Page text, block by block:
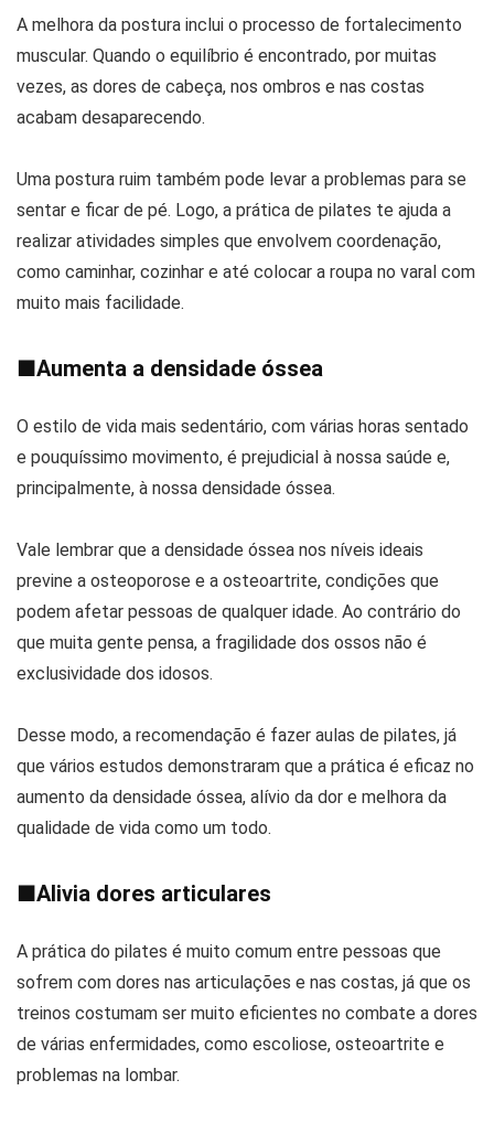
A melhora da postura inclui o processo de fortalecimento
muscular. Quando o equilíbrio é encontrado, por muitas
vezes, as dores de cabeça, nos ombros e nas costas
acabam desaparecendo.
Uma postura ruim também pode levar a problemas para se
sentar e ficar de pé. Logo, a prática de pilates te ajuda a
realizar atividades simples que envolvem coordenação,
como caminhar, cozinhar e até colocar a roupa no varal com
muito mais facilidade.
■Aumenta a densidade óssea
O estilo de vida mais sedentário, com várias horas sentado
e pouquíssimo movimento, é prejudicial à nossa saúde e,
principalmente, à nossa densidade óssea.
Vale lembrar que a densidade óssea nos níveis ideais
previne a osteoporose e a osteoartrite, condições que
podem afetar pessoas de qualquer idade. Ao contrário do
que muita gente pensa, a fragilidade dos ossos não é
exclusividade dos idosos.
Desse modo, a recomendação é fazer aulas de pilates, já
que vários estudos demonstraram que a prática é eficaz no
aumento da densidade óssea, alívio da dor e melhora da
qualidade de vida como um todo.
■Alivia dores articulares
A prática do pilates é muito comum entre pessoas que
sofrem com dores nas articulações e nas costas, já que os
treinos costumam ser muito eficientes no combate a dores
de várias enfermidades, como escoliose, osteoartrite e
problemas na lombar.